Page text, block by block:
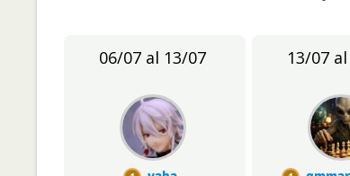
06/07 al 13/07 13/07